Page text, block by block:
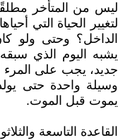
ليس من المتأخر
لتغيير الحياة التي
الداخل؟ وحتى ولو
يشبه اليوم الذي
جديد، يجب على المرء
وسيلة واحدة حتى
يموت قبل الموت.
القاعدة التاسعة